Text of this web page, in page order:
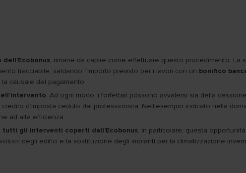
, rimane da capire come effettuare questo procedimento. La
tracciabile, saldando l’importo previsto per i lavori con un bonifico
causale del pagamento.
. Ad ogni modo, i forfettari possono avvalersi sia della
d’imposta ceduto dal professionista. Nell’esempio indicato nella
ad alta efficienza.
gli interventi coperti dall’Ecobonus. In particolare, questa
degli edifici e la sostituzione degli impianti per la climatizzazione